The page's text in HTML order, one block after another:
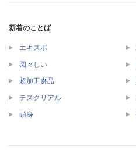
新着のことば
エキスポ
図々しい
超加工食品
テスクリアル
頭身